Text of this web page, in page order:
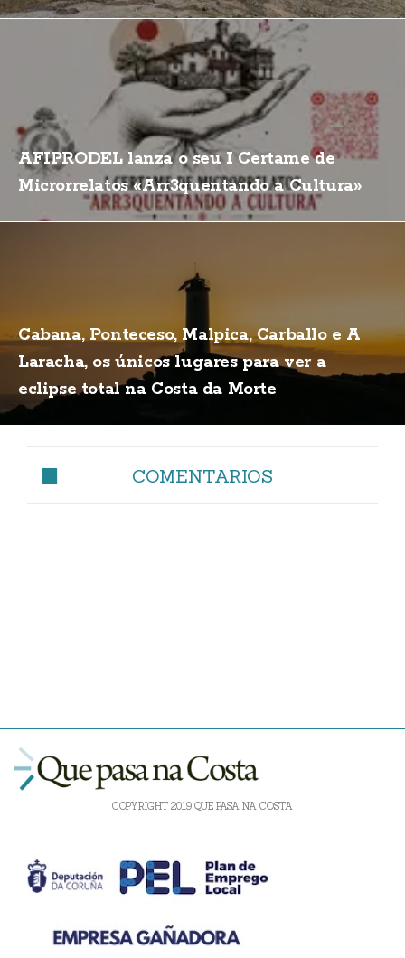
AFIPRODEL lanza o seu I Certame de
Microrrelatos «Arr3quentando a Cultura»
Cabana, Ponteceso, Malpica, Carballo e A
Laracha, os únicos lugares para ver a
eclipse total na Costa da Morte
COMENTARIOS
COPYRIGHT 2019 QUE PASA NA COSTA